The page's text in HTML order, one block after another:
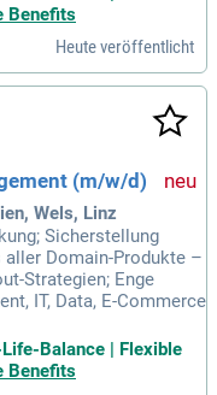
Benefits
Heute veröffentlicht
(m/w/d)
Wels, Linz
Sicherstellung
Domain-Produkte –
Strategien; Enge
IT, Data, E-Commerce
Balance | Flexible
Benefits